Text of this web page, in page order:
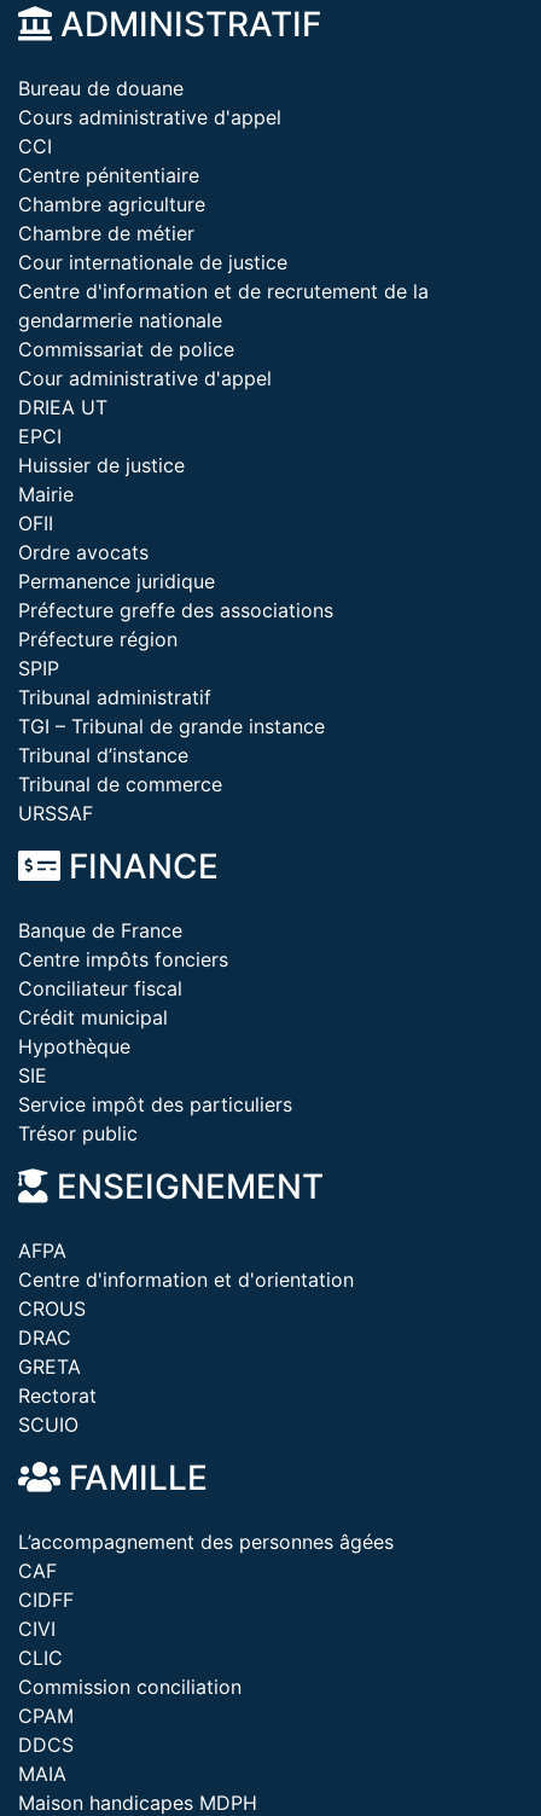
ADMINISTRATIF
Bureau de douane
Cours administrative d'appel
CCI
Centre pénitentiaire
Chambre agriculture
Chambre de métier
Cour internationale de justice
Centre d'information et de recrutement de la
gendarmerie nationale
Commissariat de police
Cour administrative d'appel
DRIEA UT
EPCI
Huissier de justice
Mairie
OFII
Ordre avocats
Permanence juridique
Préfecture greffe des associations
Préfecture région
SPIP
Tribunal administratif
TGI – Tribunal de grande instance
Tribunal d’instance
Tribunal de commerce
URSSAF
FINANCE
Banque de France
Centre impôts fonciers
Conciliateur fiscal
Crédit municipal
Hypothèque
SIE
Service impôt des particuliers
Trésor public
ENSEIGNEMENT
AFPA
Centre d'information et d'orientation
CROUS
DRAC
GRETA
Rectorat
SCUIO
FAMILLE
L’accompagnement des personnes âgées
CAF
CIDFF
CIVI
CLIC
Commission conciliation
CPAM
DDCS
MAIA
Maison handicapes MDPH